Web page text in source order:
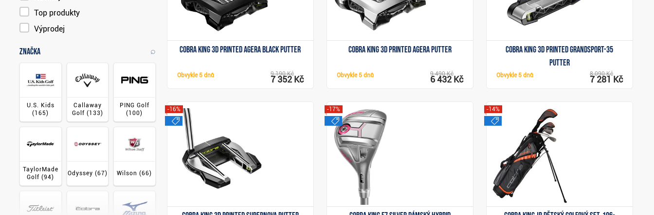
Cobra KING 3D Printed Agera Black putter
Obvykle 5 dnů 9 190 Kč
7 352 Kč
Cobra King 3D Printed Agera putter
Obvykle 5 dnů 9 490 Kč
6 432 Kč
Cobra King 3D Printed Grandsport-35
putter
Obvykle 5 dnů 8 090 Kč
7 281 Kč
-16%
výprodej
-17%
výprodej
-14%
výprodej
Zobrazit
Top produkty
Výprodej
Značka ⌕
U.S. Kids
(165)
Callaway
Golf (133)
PING Golf
(100)
TaylorMade
Golf (94)
Odyssey (67) Wilson(66)